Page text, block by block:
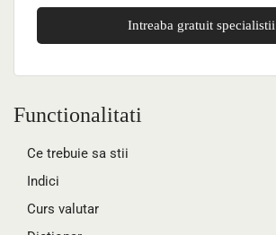
Intreaba gratuit specialistii
Functionalitati
Ce trebuie sa stii
Indici
Curs valutar